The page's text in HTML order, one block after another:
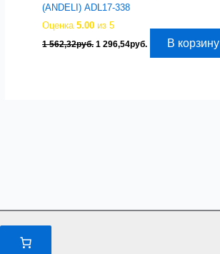
(ANDELI) ADL17-338
Оценка5.00 из 5
1 562,32руб. Первоначальная
1 296,54руб. ТекущаяВ корзину